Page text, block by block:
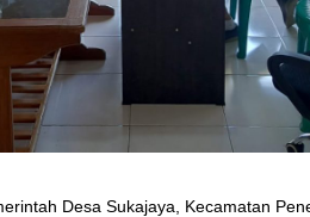
Desa Sukajaya, Kecamatan